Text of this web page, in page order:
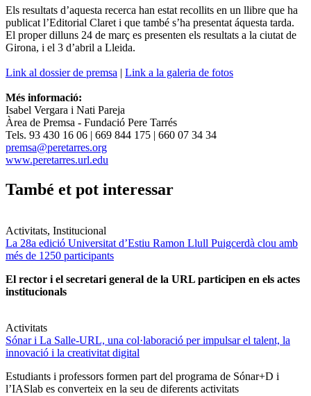
Els resultats d’aquesta recerca han estat recollits en un llibre que ha
publicat l’Editorial Claret i que també s’ha presentat áquesta tarda.
El proper dilluns 24 de març es presenten els resultats a la ciutat de
Girona, i el 3 d’abril a Lleida.
Link al dossier de premsa | Link a la galeria de fotos
Més informació:
Isabel Vergara i Nati Pareja
Àrea de Premsa - Fundació Pere Tarrés
Tels. 93 430 16 06 | 669 844 175 | 660 07 34 34
premsa@peretarres.org
www.peretarres.url.edu
També et pot interessar
Activitats, Institucional
La 28a edició Universitat d’Estiu Ramon Llull Puigcerdà clou amb
més de 1250 participants
El rector i el secretari general de la URL participen en els actes
institucionals
Activitats
Sónar i La Salle-URL, una col·laboració per impulsar el talent, la
innovació i la creativitat digital
Estudiants i professors formen part del programa de Sónar+D i
l’IASlab es converteix en la seu de diferents activitats